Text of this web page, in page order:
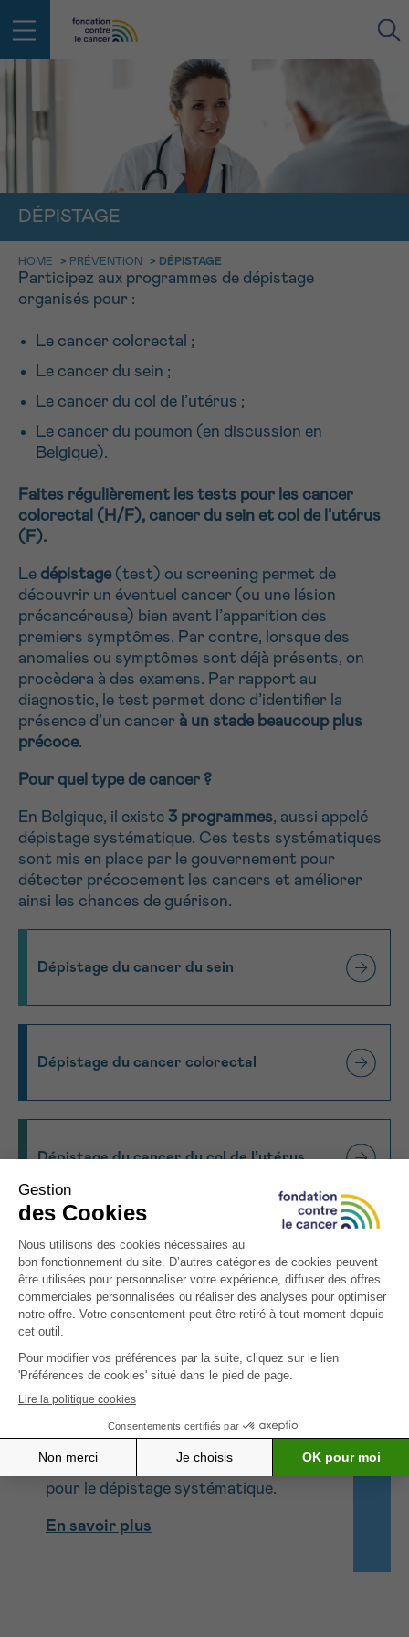
DÉPISTAGE
HOME > PRÉVENTION > DÉPISTAGE
Participez aux programmes de dépistage
organisés pour :
Le cancer colorectal ;
Le cancer du sein ;
Le cancer du col de l’utérus ;
Le cancer du poumon (en discussion en
Belgique).
Faites régulièrement les tests pour les cancer
colorectal (H/F), cancer du sein et col de l’utérus
(F).
Le dépistage(test) ou screening permet de
découvrir un éventuel cancer (ou une lésion
précancéreuse) bien avant l’apparition des
premiers symptômes. Par contre, lorsque des
anomalies ou symptômes sont déjà présents, on
procèdera à des examens. Par rapport au
diagnostic, le test permet donc d’identifier la
présence d’un cancer à un stade beaucoup plus
précoce.
Pour quel type de cancer ?
En Belgique, il existe 3 programmes, aussi appelé
dépistage systématique. Ces tests systématiques
sont mis en place par le gouvernement pour
détecter précocement les cancers et améliorer
ainsi les chances de guérison.
Dépistage du cancer du sein
Dépistage du cancer colorectal
Dépistage du cancer du col de l’utérus
VOUS PRÉSENTEZ UN RISQUE ACCRU DE
DÉVELOPPER UN CANCER SPÉCIFIQUE ?
Vous pouvez bénéficier d’un test
individualisé, en concertation avec
votre médecin traitant. Ce test
précoce individuel peut recourir à des
pour le dépistage systématique.
En savoir plus
NOM
FACE AU CANCER VOUS N’ÊTES
PAS SEUL
questions sur le cancer
Contactez-nous
Par téléphone
Via le formulaire de contact
Je souhaite être rappelé.e
RETOUR
NOM
PRÉNOM
E-MAIL
J’accepte lesconditions d’utilisations
*CHAMP OBLIGATOIRE
Envoyer
CHOISISSEZ L’HEURE DU RENDEZ-VOUS
13h-16h
16h-18h
Suivant